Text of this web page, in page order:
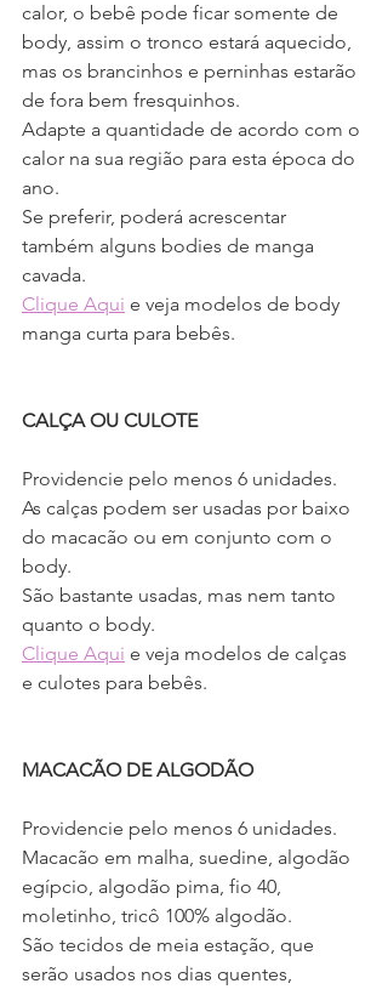
calor, o bebê pode ficar somente de
body, assim o tronco estará aquecido,
mas os brancinhos e perninhas estarão
de fora bem fresquinhos.
Adapte a quantidade de acordo com o
calor na sua região para esta época do
ano.
Se preferir, poderá acrescentar
também alguns bodies de manga
cavada.
Clique Aqui e veja modelos de body
manga curta para bebês.
CALÇA OU CULOTE
Providencie pelo menos 6 unidades.
As calças podem ser usadas por baixo
do macacão ou em conjunto com o
body.
São bastante usadas, mas nem tanto
quanto o body.
Clique Aqui e veja modelos de calças
e culotes para bebês.
MACACÃO DE ALGODÃO
Providencie pelo menos 6 unidades.
Macacão em malha, suedine, algodão
egípcio, algodão pima, fio 40,
moletinho, tricô 100% algodão.
São tecidos de meia estação, que
serão usados nos dias quentes,